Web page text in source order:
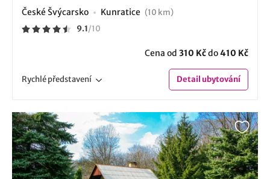
České Švýcarsko Kunratice (10 km)
9.1/10
Cena od 310 Kčdo410 Kč
Rychlépředstavení Detailubytování